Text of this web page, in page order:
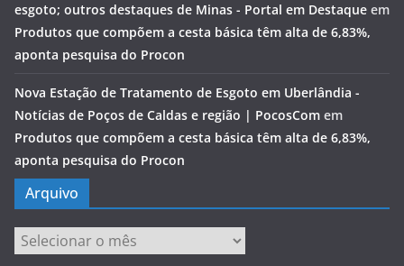
esgoto; outros destaques de Minas - Portal em Destaque em
Produtos que compõem a cesta básica têm alta de 6,83%,
aponta pesquisa do Procon
Nova Estação de Tratamento de Esgoto em Uberlândia -
Notícias de Poços de Caldas e região | PocosCom em
Produtos que compõem a cesta básica têm alta de 6,83%,
aponta pesquisa do Procon
Arquivo
Arquivo